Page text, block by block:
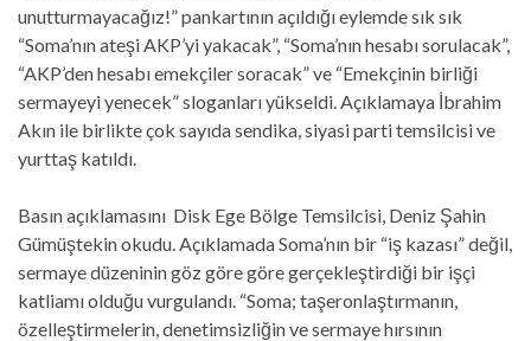
unutturmayacağız!” pankartının açıldığı eylemde sık sık
“Soma’nın ateşi AKP’yi yakacak”, “Soma’nın hesabı sorulacak”,
“AKP’den hesabı emekçiler soracak” ve “Emekçinin birliği
sermayeyi yenecek” sloganları yükseldi. Açıklamaya İbrahim
Akın ile birlikte çok sayıda sendika, siyasi parti temsilcisi ve
yurttaş katıldı.
Basın açıklamasını Disk Ege Bölge Temsilcisi, Deniz Şahin
Gümüştekin okudu. Açıklamada Soma’nın bir “iş kazası” değil,
sermaye düzeninin göz göre göre gerçekleştirdiği bir işçi
katliamı olduğu vurgulandı. “Soma; taşeronlaştırmanın,
özelleştirmelerin, denetimsizliğin ve sermaye hırsının